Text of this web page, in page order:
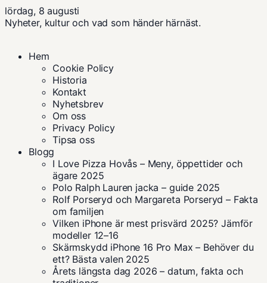
lördag, 8 augusti
Nyheter, kultur och vad som händer härnäst.
Hem
Cookie Policy
Historia
Kontakt
Nyhetsbrev
Om oss
Privacy Policy
Tipsa oss
Blogg
I Love Pizza Hovås – Meny, öppettider och
ägare 2025
Polo Ralph Lauren jacka – guide 2025
Rolf Porseryd och Margareta Porseryd – Fakta
om familjen
Vilken iPhone är mest prisvärd 2025? Jämför
modeller 12–16
Skärmskydd iPhone 16 Pro Max – Behöver du
ett? Bästa valen 2025
Årets längsta dag 2026 – datum, fakta och